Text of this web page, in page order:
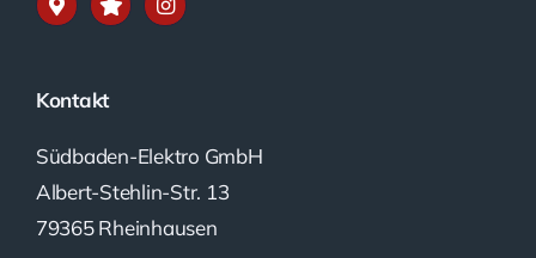
Kontakt
Südbaden-Elektro GmbH
Albert-Stehlin-Str. 13
79365 Rheinhausen